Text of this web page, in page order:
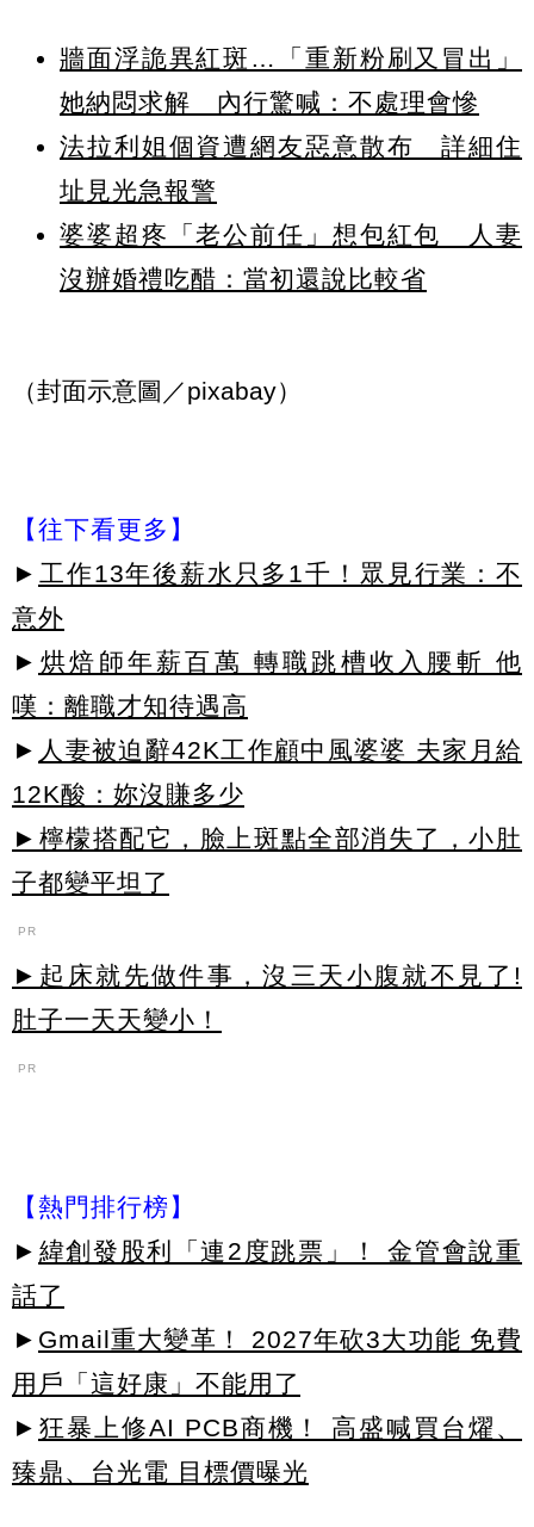
牆面浮詭異紅斑…「重新粉刷又冒出」
她納悶求解 內行驚喊：不處理會慘
法拉利姐個資遭網友惡意散布 詳細住
址見光急報警
婆婆超疼「老公前任」想包紅包 人妻
沒辦婚禮吃醋：當初還說比較省
（封面示意圖／pixabay）
【往下看更多】
► 工作13年後薪水只多1千！眾見行業：不
意外
► 烘焙師年薪百萬 轉職跳槽收入腰斬 他
嘆：離職才知待遇高
► 人妻被迫辭42K工作顧中風婆婆 夫家月給
12K酸：妳沒賺多少
►檸檬搭配它，臉上斑點全部消失了，小肚
子都變平坦了
PR
►起床就先做件事，沒三天小腹就不見了!
肚子一天天變小！
PR
【熱門排行榜】
► 緯創發股利「連2度跳票」！ 金管會說重
話了
► Gmail重大變革！ 2027年砍3大功能 免費
用戶「這好康」不能用了
► 狂暴上修AI PCB商機！ 高盛喊買台燿、
臻鼎、台光電 目標價曝光